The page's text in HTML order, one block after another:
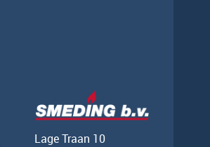
Lage Traan 10